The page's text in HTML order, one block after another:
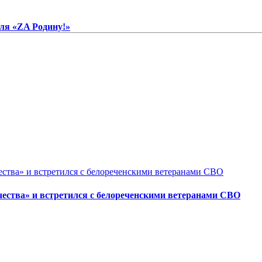
«ZA Родину!»
и встретился с белореченскими ветеранами СВО